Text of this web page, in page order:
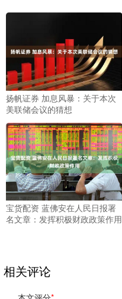
扬帆证券 加息风暴：关于本次
美联储会议的猜想
宝货配资 蓝佛安在人民日报署
名文章：发挥积极财政政策作用
相关评论